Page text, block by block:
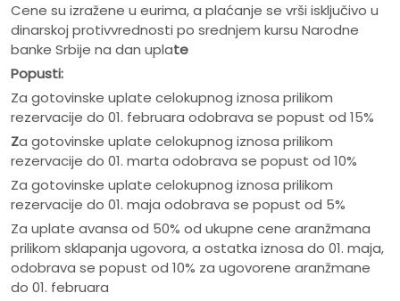
Cene su izražene u eurima, a plaćanje se vrši isključivo u
dinarskoj protivvrednosti po srednjem kursu Narodne
banke Srbije na dan uplate
Popusti:
Za gotovinske uplate celokupnog iznosa prilikom
rezervacije do 01. februara odobrava se popust od 15%
Za gotovinske uplate celokupnog iznosa prilikom
rezervacije do 01. marta odobrava se popust od 10%
Za gotovinske uplate celokupnog iznosa prilikom
rezervacije do 01. maja odobrava se popust od 5%
Za uplate avansa od 50% od ukupne cene aranžmana
prilikom sklapanja ugovora, a ostatka iznosa do 01. maja,
odobrava se popust od 10% za ugovorene aranžmane
do 01. februara